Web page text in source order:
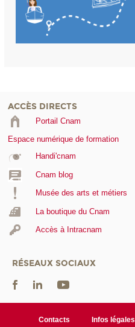
ACCÈS DIRECTS
Portail Cnam
Espace numérique de formation
Handi'cnam
Cnam blog
Musée des arts et métiers
La boutique du Cnam
Accès à Intracnam
RÉSEAUX SOCIAUX
Contacts Infos légales